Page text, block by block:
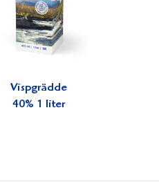
Vispgrädde
40% 1 liter